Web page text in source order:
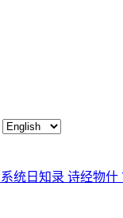
系统日知录 诗经物什